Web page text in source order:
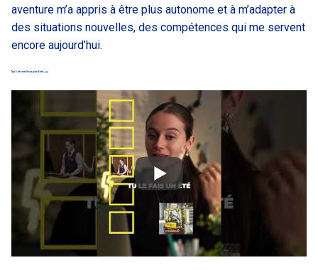
aventure m’a appris à être plus autonome et à m’adapter à
des situations nouvelles, des compétences qui me servent
encore aujourd’hui.
Top 5 des meilleurs jobs d’été ☀️🤝